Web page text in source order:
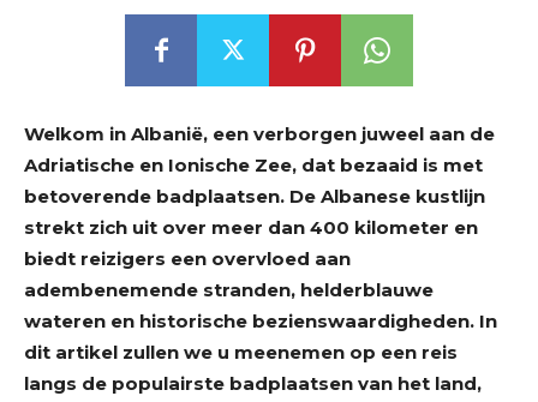
Welkom in Albanië, een verborgen juweel aan de
Adriatische en Ionische Zee, dat bezaaid is met
betoverende badplaatsen. De Albanese kustlijn
strekt zich uit over meer dan 400 kilometer en
biedt reizigers een overvloed aan
adembenemende stranden, helderblauwe
wateren en historische bezienswaardigheden. In
dit artikel zullen we u meenemen op een reis
langs de populairste badplaatsen van het land,